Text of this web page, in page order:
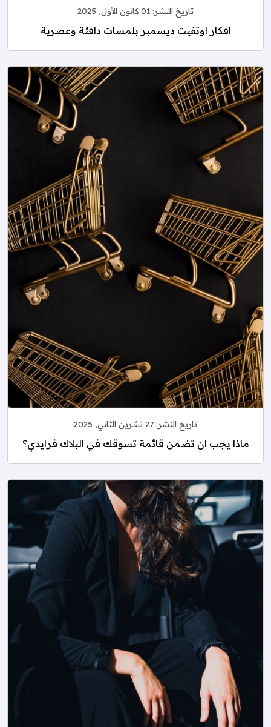
تاريخ النشر: 01 كانون الأول, 2025
افكار اوتفيت ديسمبر بلمسات دافئة وعصرية
تاريخ النشر: 27 تشرين الثاني, 2025
ماذا يجب ان تضمن قائمة تسوقك في البلاك فرايدي؟